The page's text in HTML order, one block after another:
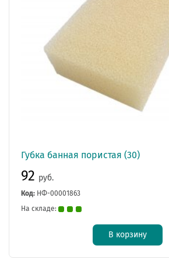
Губка банная пористая (30)
92 руб.
Код: НФ-00001863
На складе:
В корзину